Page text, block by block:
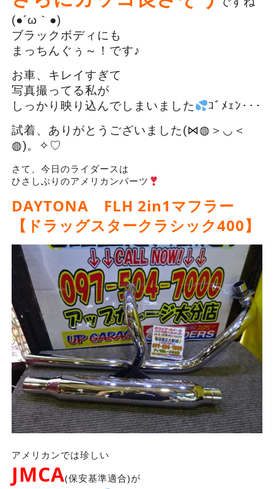
(●´ω｀●)
ブラックボディにも
まっちんぐぅ～！です♪
お車、キレイすぎて
写真撮ってる私が
しっかり映り込んでしまいました
ｺﾞﾒｪﾝ･･･
試着、ありがとうございました(⋈◍＞◡＜
◍)。✧♡
さて、今日のライダースは
ひさしぶりのアメリカンパーツ
DAYTONA FLH 2in1マフラー
【ドラッグスタークラシック400】
アメリカンでは珍しい
JMCA(保安基準適合)が